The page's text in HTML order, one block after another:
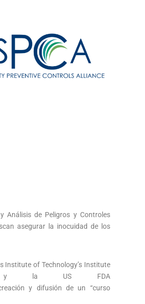
Análisis de Peligros y Controles
asegurar la inocuidad de los
Institute of Technology’s Institute
y la US FDA
y difusión de un “curso